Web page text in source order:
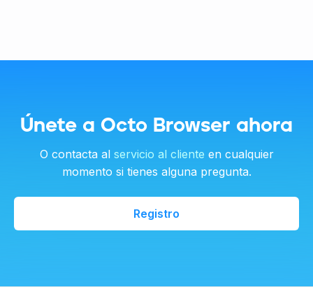
Únete a Octo Browser ahora
O contacta al servicio al cliente en cualquier
momento si tienes alguna pregunta.
Registro